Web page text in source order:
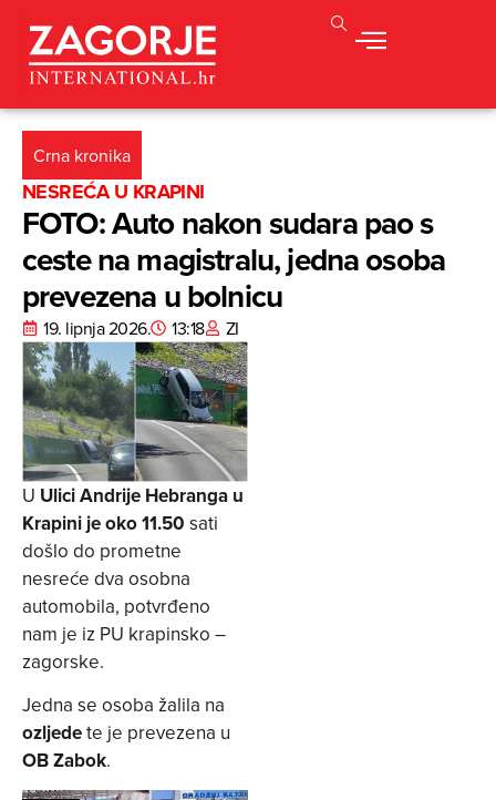
Crna kronika
NESREĆA U KRAPINI
FOTO: Auto nakon sudara pao s
ceste na magistralu, jedna osoba
prevezena u bolnicu
19. lipnja 2026. 13:18 ZI
U Ulici Andrije Hebranga u
Krapini je oko 11.50 sati
došlo do prometne
nesreće dva osobna
automobila, potvrđeno
nam je iz PU krapinsko –
zagorske.
Jedna se osoba žalila na
ozljedete je prevezena u
OB Zabok.